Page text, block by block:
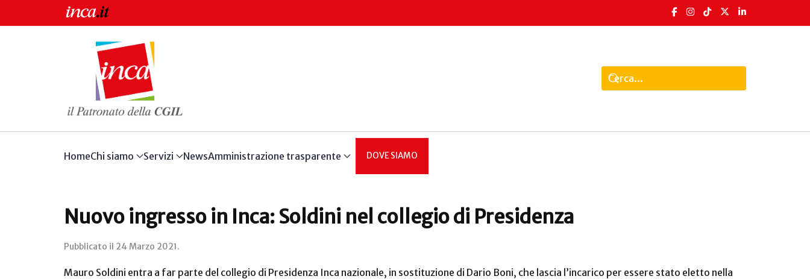
HomeChi siamo Servizi NewsAmministrazione trasparente DOVE SIAMO
Nuovo ingresso in Inca: Soldini nel collegio di Presidenza
Pubblicato il 24 Marzo 2021.
Mauro Soldini entra a far parte del collegio di Presidenza Inca nazionale, in sostituzione di Dario Boni, che lascia l’incarico per essere stato eletto nella